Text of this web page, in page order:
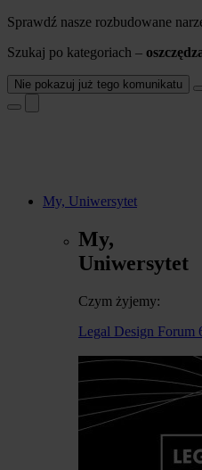
Sprawdź nasze rozbudowane
Szukaj po kategoriach –
Nie pokazuj już tego komunikatu
My, Uniwersytet
My,
Uniwersytet
Czym żyjemy:
Legal Design Forum